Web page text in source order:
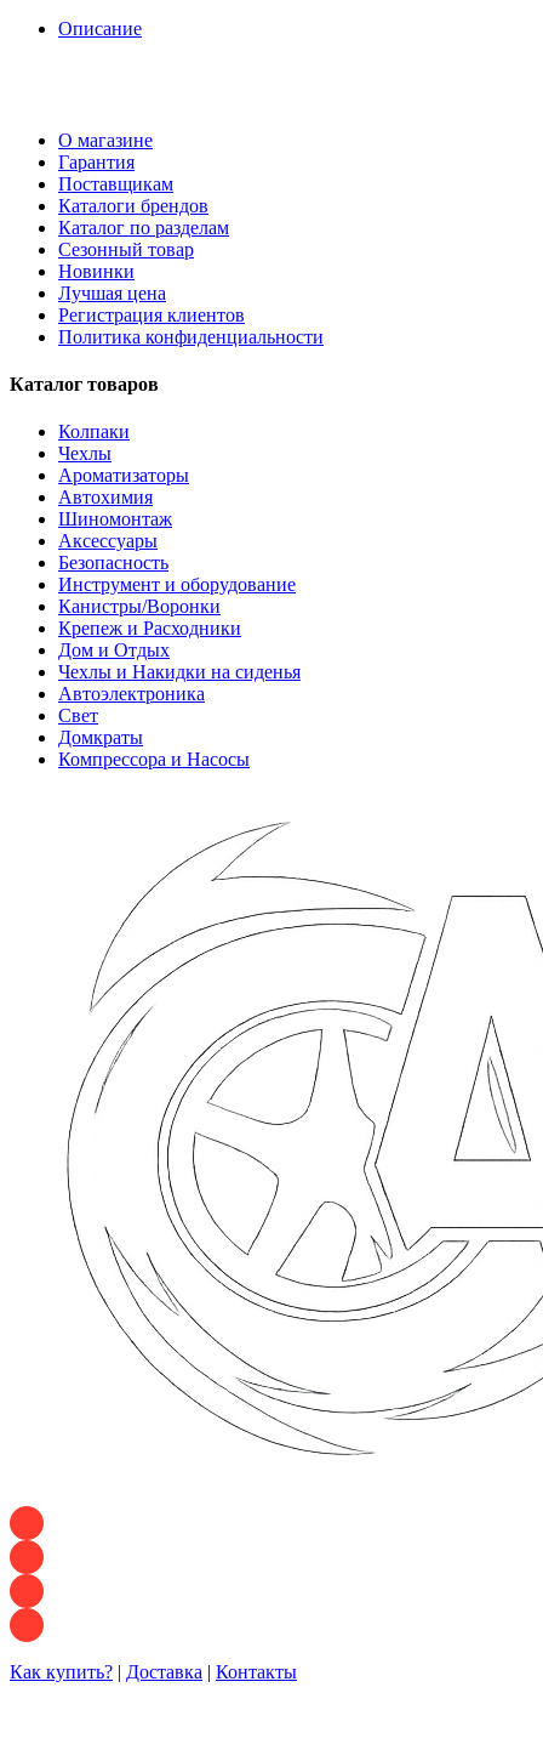
Описание
О магазине
Гарантия
Поставщикам
Каталоги брендов
Каталог по разделам
Сезонный товар
Новинки
Лучшая цена
Регистрация клиентов
Политика конфиденциальности
Каталог товаров
Колпаки
Чехлы
Ароматизаторы
Автохимия
Шиномонтаж
Аксессуары
Безопасность
Инструмент и оборудование
Канистры/Воронки
Крепеж и Расходники
Дом и Отдых
Чехлы и Накидки на сиденья
Автоэлектроника
Свет
Домкраты
Компрессора и Насосы
Как купить? | Доставка | Контакты